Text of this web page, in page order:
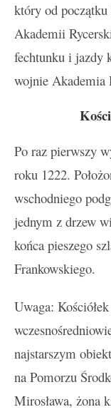
który od
Akademii
fechtunku i jazdy
wojnie Akademia
Po raz pierwszy
roku 1222.
wschodniego
jednym z drzew
końca pieszego
Frankowskiego.
Uwaga:
najstarszym
na Pomorzu
Mirosława, żona